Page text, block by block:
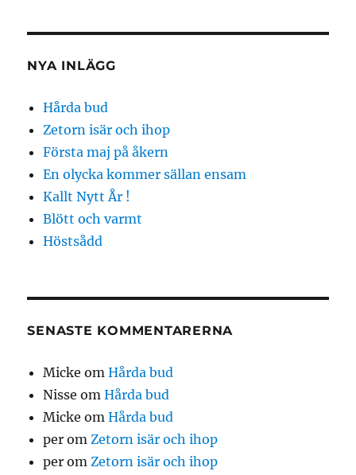
NYA INLÄGG
Hårda bud
Zetorn isär och ihop
Första maj på åkern
En olycka kommer sällan ensam
Kallt Nytt År !
Blött och varmt
Höstsådd
SENASTE KOMMENTARERNA
Micke omHårda bud
Nisse omHårda bud
Micke omHårda bud
per omZetorn isär och ihop
per omZetorn isär och ihop